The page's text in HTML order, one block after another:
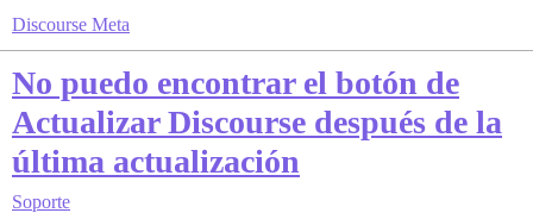
Discourse Meta
No puedo encontrar el botón de
Actualizar Discourse después de la
última actualización
Soporte